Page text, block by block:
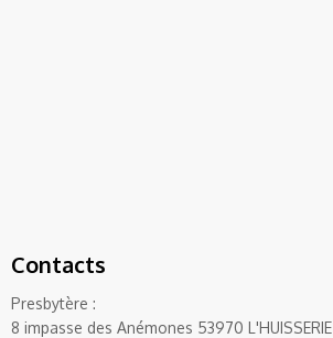
Contacts
Presbytère :
8 impasse des Anémones 53970 L'HUISSERIE